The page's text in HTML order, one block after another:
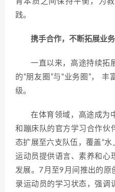
践。
携手合作，不断拓展业
一直以来，高途持续拓
的“朋友圈”与“业务圈”，
级。
在体育领域，高途成为
和蹦床队的官方学习合作伙
态扩展至六支队伍，覆盖“
运动员提供语言、素养和心
发展。7月至9月间推出的原
录运动员的学习状态，强调